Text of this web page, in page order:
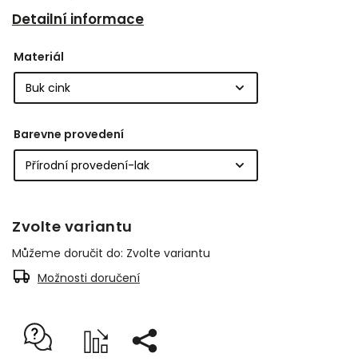
Detailní informace
Materiál
Barevne provedení
Zvolte variantu
Můžeme doručit do: Zvolte variantu
Možnosti doručení